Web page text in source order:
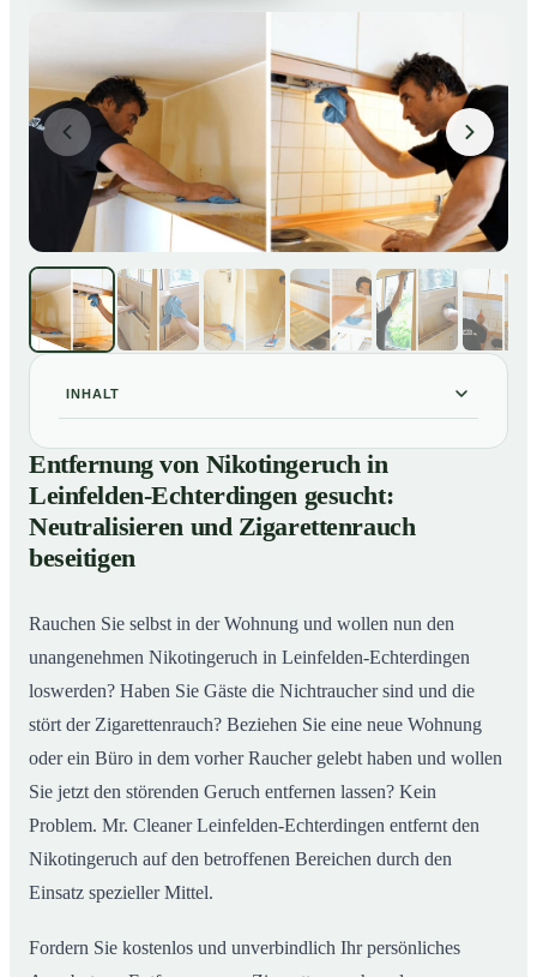
INHALT
01 Entfernung von Nikotingeruch in Leinfelden-
Echterdingen gesucht: Neutralisieren und
Zigarettenrauch beseitigen
02So entfernen wir Nikotingeruch in Leinfelden-
Echterdingen nachhaltig
Entfernung von Nikotingeruch in
Leinfelden-Echterdingen gesucht:
Neutralisieren und Zigarettenrauch
beseitigen
Rauchen Sie selbst in der Wohnung und wollen nun den
unangenehmen Nikotingeruch in Leinfelden-Echterdingen
loswerden? Haben Sie Gäste die Nichtraucher sind und die
stört der Zigarettenrauch? Beziehen Sie eine neue Wohnung
oder ein Büro in dem vorher Raucher gelebt haben und wollen
Sie jetzt den störenden Geruch entfernen lassen? Kein
Problem. Mr. Cleaner Leinfelden-Echterdingen entfernt den
Nikotingeruch auf den betroffenen Bereichen durch den
Einsatz spezieller Mittel.
Fordern Sie kostenlos und unverbindlich Ihr persönliches